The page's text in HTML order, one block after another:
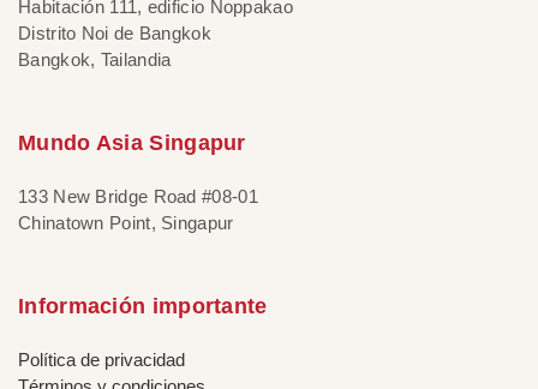
Habitación 111, edificio Noppakao
Distrito Noi de Bangkok
Bangkok, Tailandia
Mundo Asia Singapur
133 New Bridge Road #08-01
Chinatown Point, Singapur
Información importante
Política de privacidad